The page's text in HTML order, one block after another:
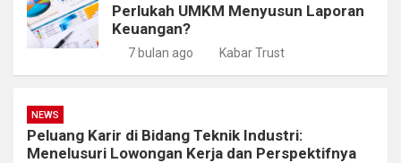
Perlukah UMKM Menyusun Laporan
Keuangan?
7 bulan ago Kabar Trust
NEWS
Peluang Karir di Bidang Teknik Industri:
Menelusuri Lowongan Kerja dan Perspektifnya